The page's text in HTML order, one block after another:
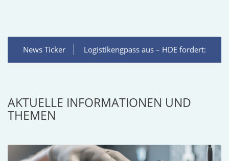
News Ticker
löst Logistikengpass aus – HDE fordert: Lang-LKW
AKTUELLE INFORMATIONEN UND
THEMEN